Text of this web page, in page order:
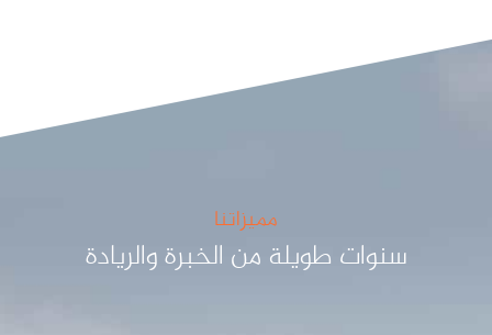
مميزاتنا
سنوات طويلة من الخبرة والريادة